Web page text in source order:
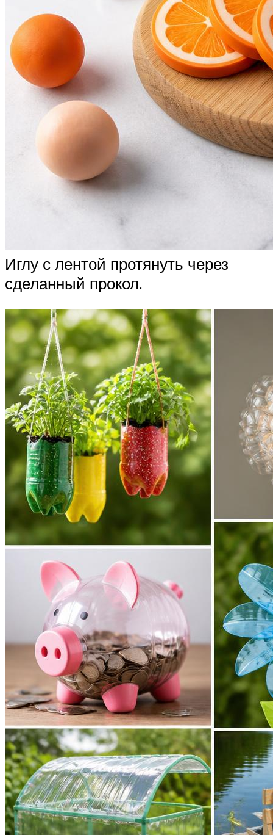
Иглу с лентой протянуть через
сделанный прокол.